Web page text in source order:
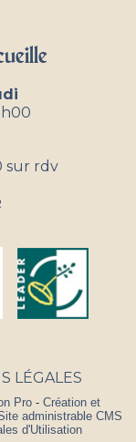
sur rdv
LÉGALES
Pro- Création et
administrable CMS
d'Utilisation